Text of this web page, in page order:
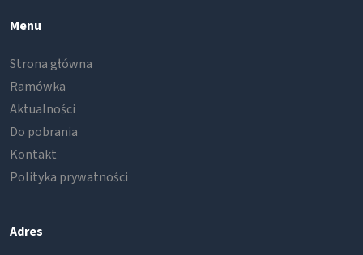
Menu
Strona główna
Ramówka
Aktualności
Do pobrania
Kontakt
Polityka prywatności
Adres